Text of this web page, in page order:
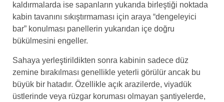
kaldırmalarda ise sapanların yukarıda birleştiği noktada
kabin tavanını sıkıştırmaması için araya “dengeleyici
bar” konulması panellerin yukarıdan içe doğru
bükülmesini engeller.
Sahaya yerleştirildikten sonra kabinin sadece düz
zemine bırakılması genellikle yeterli görülür ancak bu
büyük bir hatadır. Özellikle açık arazilerde, viyadük
üstlerinde veya rüzgar koruması olmayan şantiyelerde,